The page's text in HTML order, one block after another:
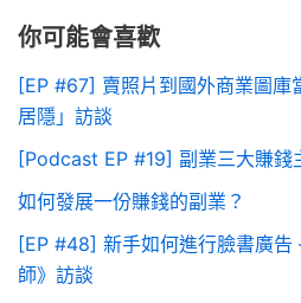
你可能會喜歡
[EP #67] 賣照片到國外商業圖庫
居隱」訪談
[Podcast EP #19] 副業三大賺錢
如何發展一份賺錢的副業？
[EP #48] 新手如何進行臉書廣告
師》訪談